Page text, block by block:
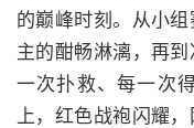
的巅峰时刻。从小
主的酣畅淋漓，再
一次扑救、每一次
上，红色战袍闪耀